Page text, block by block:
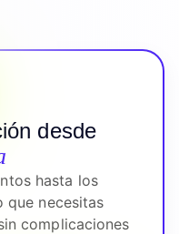
desde
hasta los
que necesitas
complicaciones